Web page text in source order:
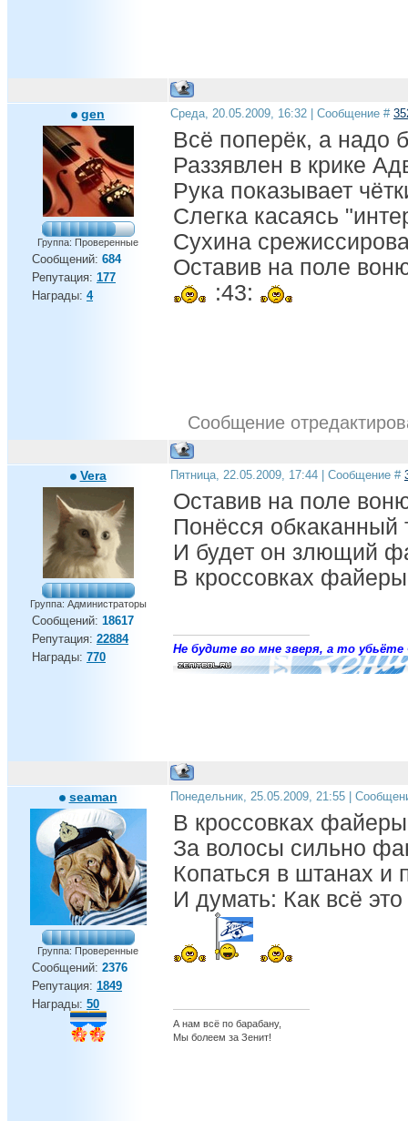
gen
Группа: Проверенные
Сообщений: 684
Репутация: 177
Награды: 4
Среда, 20.05.2009, 16:32 | Сообщение #
Всё поперёк, а надо
Раззявлен в крике
Рука показывает
Слегка касаясь
Сухина
Оставив на поле
:43:
Сообщение
Vera
Группа: Администраторы
Сообщений: 18617
Репутация: 22884
Награды: 770
Пятница, 22.05.2009, 17:44 | Сообщение #
Оставив на поле
Понёсся обкаканный
И будет он злющий
В кроссовках
Не будите во мне зверя, а то убьёте
seaman
Группа: Проверенные
Сообщений: 2376
Репутация: 1849
Награды: 50
Понедельник, 25.05.2009, 21:55 |
В кроссовках
За волосы сильно
Копаться в штанах и
И думать: Как всё
А нам всё по барабану,
Мы болеем за Зенит!